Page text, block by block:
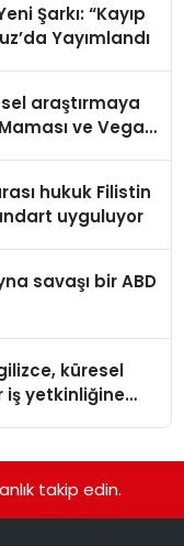
Şarkı: “Kayıp
Yayımlandı
araştırmaya
ve Vegan
hukuk Filistin
uyguluyor
savaşı bir ABD
küresel
iş yetkinliğine
takip edin.